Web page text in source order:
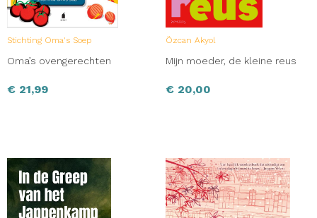
Stichting Oma's Soep
Oma’s ovengerechten
€ 21,99
Özcan Akyol
Mijn moeder, de kleine reus
€ 20,00